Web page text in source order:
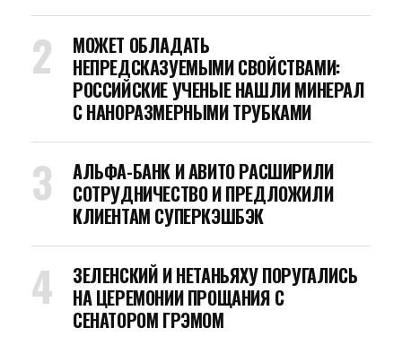
МОЖЕТ ОБЛАДАТЬ
НЕПРЕДСКАЗУЕМЫМИ СВОЙСТВАМИ:
РОССИЙСКИЕ УЧЕНЫЕ НАШЛИ МИНЕРАЛ
С НАНОРАЗМЕРНЫМИ ТРУБКАМИ
АЛЬФА-БАНК И АВИТО РАСШИРИЛИ
СОТРУДНИЧЕСТВО И ПРЕДЛОЖИЛИ
КЛИЕНТАМ СУПЕРКЭШБЭК
ЗЕЛЕНСКИЙ И НЕТАНЬЯХУ ПОРУГАЛИСЬ
НА ЦЕРЕМОНИИ ПРОЩАНИЯ С
СЕНАТОРОМ ГРЭМОМ